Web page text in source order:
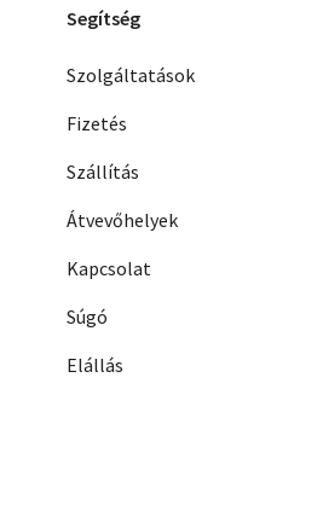
Segítség
Szolgáltatások
Fizetés
Szállítás
Átvevőhelyek
Kapcsolat
Súgó
Elállás